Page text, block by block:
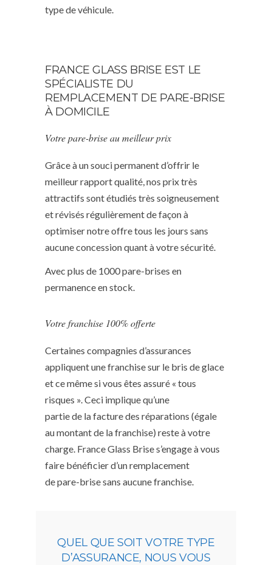
type de véhicule.
FRANCE GLASS BRISE EST LE
SPÉCIALISTE DU
REMPLACEMENT DE PARE-BRISE
À DOMICILE
Votre pare-brise au meilleur prix
Grâce à un souci permanent d’offrir le
meilleur rapport qualité, nos prix très
attractifs sont étudiés très soigneusement
et révisés régulièrement de façon à
optimiser notre offre tous les jours sans
aucune concession quant à votre sécurité.
Avec plus de 1000 pare-brises en
permanence en stock.
Votre franchise 100% offerte
Certaines compagnies d’assurances
appliquent une franchise sur le bris de glace
et ce même si vous êtes assuré « tous
risques ». Ceci implique qu’une
partie de la facture des réparations (égale
au montant de la franchise) reste à votre
charge. France Glass Brise s’engage à vous
faire bénéficier d’un remplacement
de pare-brise sans aucune franchise.
QUEL QUE SOIT VOTRE TYPE
D’ASSURANCE, NOUS VOUS